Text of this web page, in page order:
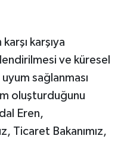
karşıya
ve küresel
sağlanması
oluşturduğunu
Eren,
Ticaret Bakanımız,